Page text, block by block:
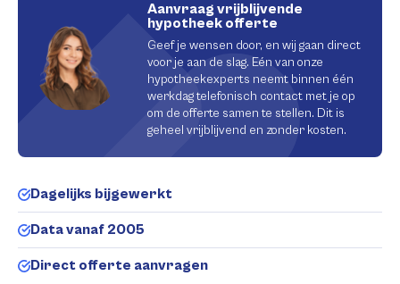
Aanvraag vrijblijvende
hypotheek offerte
Geef je wensen door, en wij gaan direct
voor je aan de slag. Eén van onze
hypotheekexperts neemt binnen één
werkdag telefonisch contact met je op
om de offerte samen te stellen. Dit is
geheel vrijblijvend en zonder kosten.
Dagelijks bijgewerkt
Data vanaf 2005
Direct offerte aanvragen